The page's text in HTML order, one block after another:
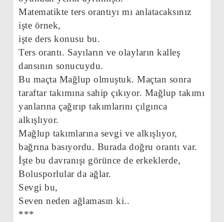
Matematikte ters orantıyı mı anlatacaksınız
işte örnek,
işte ders konusu bu.
Ters orantı. Sayıların ve olayların kalleş
dansının sonucuydu.
Bu maçta Mağlup olmuştuk. Maçtan sonra
taraftar takımına sahip çıkıyor. Mağlup takımı
yanlarına çağırıp takımlarını çılgınca
alkışlıyor.
Mağlup takımlarına sevgi ve alkışlıyor,
bağrına basıyordu. Burada doğru orantı var.
İşte bu davranışı görünce de erkeklerde,
Bolusporlular da ağlar.
Sevgi bu,
Seven neden ağlamasın ki..
***